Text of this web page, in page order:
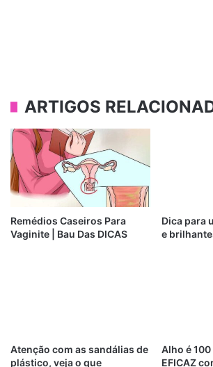
ARTIGOS
Remédios Caseiros Para
Vaginite | Bau Das DICAS
Dica para
e
Atenção com as sandálias de
plástico, veja o que
Alho é
EFICAZ